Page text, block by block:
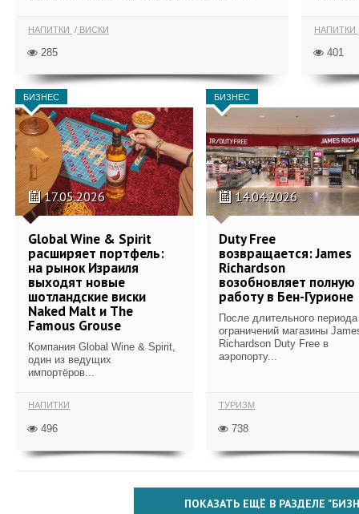
НАПИТКИ ВИСКИ
285
НАПИТКИ
401
БИЗНЕС
17.05.2026
Global Wine & Spirit
расширяет портфель:
на рынок Израиля
выходят новые
шотландские виски
Naked Malt и The
Famous Grouse
Компания Global Wine & Spirit,
один из ведущих
импортёров...
НАПИТКИ
496
БИЗНЕС
14.04.2026
Duty Free
возвращается: James
Richardson
возобновляет полную
работу в Бен-Гурионе
После длительного периода
ограничений магазины
Richardson Duty Free в
аэропорту...
ТУРИЗМ
738
ПОКАЗАТЬ ЕЩЁ В РАЗДЕЛЕ